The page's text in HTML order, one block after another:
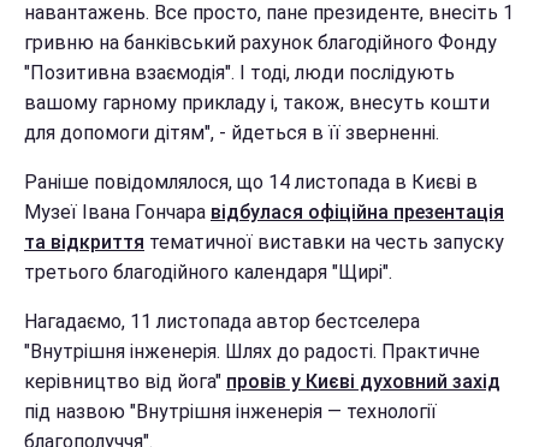
навантажень. Все просто, пане президенте, внесіть 1
гривню на банківський рахунок благодійного Фонду
"Позитивна взаємодія". І тоді, люди послідують
вашому гарному прикладу і, також, внесуть кошти
для допомоги дітям", - йдеться в її зверненні.
Раніше повідомлялося, що 14 листопада в Києві в
Музеї Івана Гончара відбулася офіційна презентація
та відкриття тематичної виставки на честь запуску
третього благодійного календаря "Щирі".
Нагадаємо, 11 листопада автор бестселера
"Внутрішня інженерія. Шлях до радості. Практичне
керівництво від йога" провів у Києві духовний захід
під назвою "Внутрішня інженерія — технології
благополуччя".